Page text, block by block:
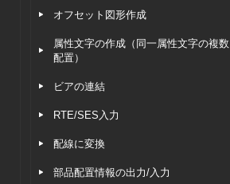
オフセット図形作成
属性文字の作成（同一属性文字の複数
配置）
ビアの連結
RTE/SES入力
配線に変換
部品配置情報の出力/入力